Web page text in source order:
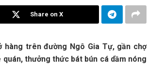
Share on X
hàng trên đường Ngô Gia Tự, gần chợ
t‎‎hưởng t‎‎hức b‎‎át bún cá dầm nóng